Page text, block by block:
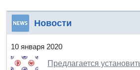
Новости
10 января 2020
Предлагается